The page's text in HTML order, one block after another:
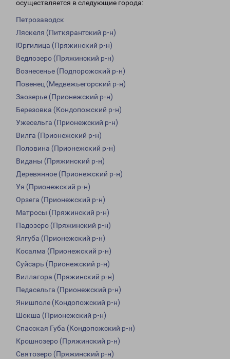
осуществляется в следующие города:
Петрозаводск
Ляскеля (Питкярантский р-н)
Юргилица (Пряжинский р-н)
Ведлозеро (Пряжинский р-н)
Вознесенье (Подпорожский р-н)
Повенец (Медвежьегорский р-н)
Заозерье (Прионежский р-н)
Березовка (Кондопожский р-н)
Ужесельга (Прионежский р-н)
Вилга (Прионежский р-н)
Половина (Прионежский р-н)
Виданы (Пряжинский р-н)
Деревянное (Прионежский р-н)
Уя (Прионежский р-н)
Орзега (Прионежский р-н)
Матросы (Пряжинский р-н)
Падозеро (Пряжинский р-н)
Ялгуба (Прионежский р-н)
Косалма (Прионежский р-н)
Суйсарь (Прионежский р-н)
Виллагора (Пряжинский р-н)
Педасельга (Прионежский р-н)
Янишполе (Кондопожский р-н)
Шокша (Прионежский р-н)
Спасская Губа (Кондопожский р-н)
Крошнозеро (Пряжинский р-н)
Святозеро (Пряжинский р-н)